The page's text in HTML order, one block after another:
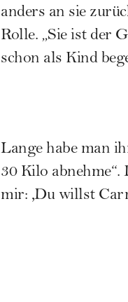
anders an sie
Rolle. „Sie ist der
schon als Kind
Lange habe man
30 Kilo
mir: ,Du willst